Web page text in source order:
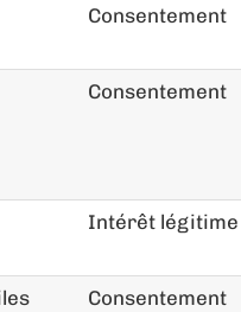
Consentement
Consentement
Intérêt légitime
Consentement